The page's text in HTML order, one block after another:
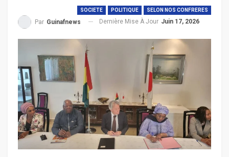
SOCIETE POLITIQUE SELON NOS CONFRERES
Par Guinafnews Dernière Mise À Jour Juin 17, 2026